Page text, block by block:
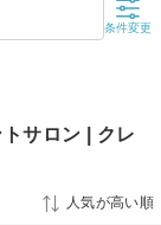
条件変更
サロン | クレ
人気が高い順